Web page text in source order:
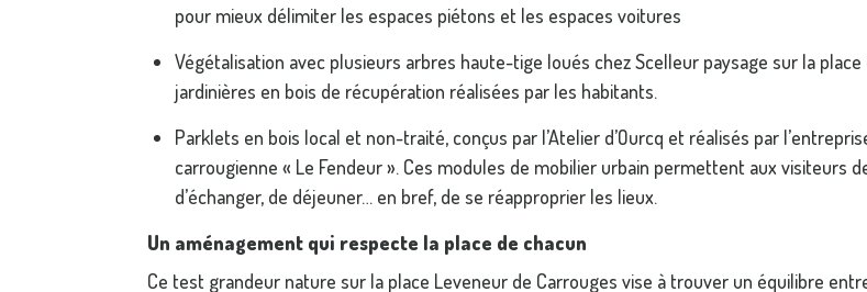
pour mieux délimiter les espaces piétons et les espaces voitures
Végétalisation avec plusieurs arbres haute-tige loués chez Scelleur paysage sur la
jardinières en bois de récupération réalisées par les habitants.
Parklets en bois local et non-traité, conçus par l’Atelier d’Ourcq et réalisés par
carrougienne « Le Fendeur ». Ces modules de mobilier urbain permettent aux visiteurs
d’échanger, de déjeuner… en bref, de se réapproprier les lieux.
Un aménagement qui respecte la place de chacun
Ce test grandeur nature sur la place Leveneur de Carrouges vise à trouver un équilibre